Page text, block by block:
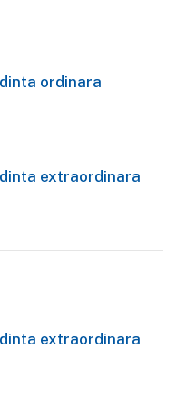
ordinara
extraordinara
extraordinara